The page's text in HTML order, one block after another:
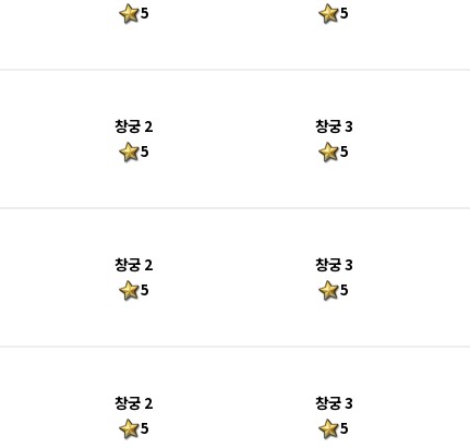
5
5
창궁 2
5
창궁 3
5
창궁 2
5
창궁 3
5
창궁 2
5
창궁 3
5